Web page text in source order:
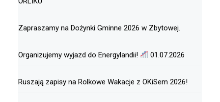
Zapraszamy na Dożynki Gminne 2026 w Zbytowej.
Organizujemy wyjazd do Energylandii! 01.07.2026
Ruszają zapisy na Rolkowe Wakacje z OKiSem 2026!